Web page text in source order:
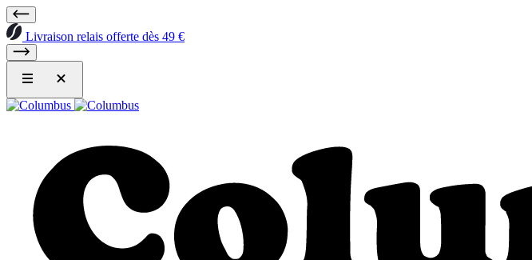
Livraison relais offerte dès 49 €